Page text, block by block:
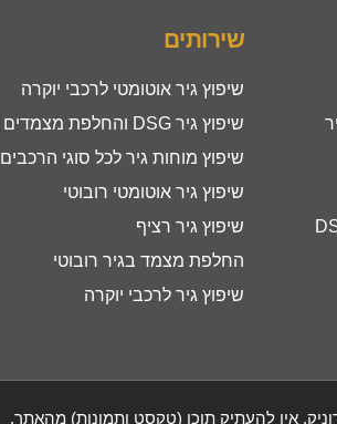
שירותים
שיפוץ גיר אוטומטי לרכבי יוקרה
שיפוץ גיר DSG והחלפת מצמדים
שיפוץ מוחות גיר לכל סוגי הרכבים
שיפוץ גיר אוטומטי רובוטי
שיפוץ גיר רציף
החלפת מצמד בגיר רובוטי
שיפוץ גיר לרכבי יוקרה
אין להעתיק תוכן (טקסט ותמונות) מהאתר.